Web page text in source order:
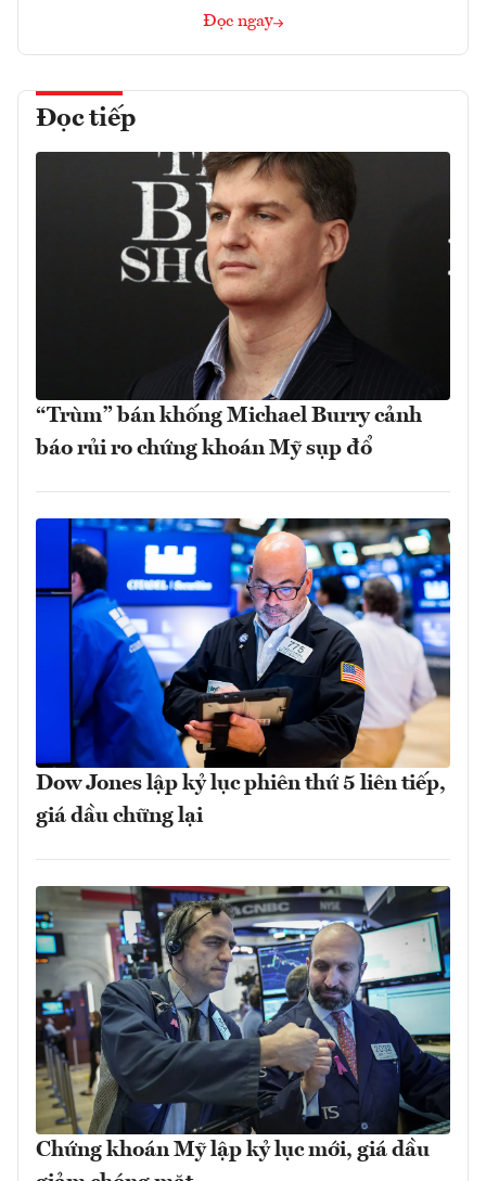
Đọc ngay
Đọc tiếp
“Trùm” bán khống Michael Burry cảnh
báo rủi ro chứng khoán Mỹ sụp đổ
Dow Jones lập kỷ lục phiên thứ 5 liên tiếp,
giá dầu chững lại
Chứng khoán Mỹ lập kỷ lục mới, giá dầu